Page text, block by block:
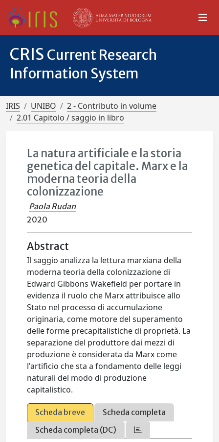
CRIS Current Research
Information System
IRIS UNIBO
2 - Contributo in volume
2.01 Capitolo / saggio in libro
La natura artificiale e la storia
genetica del capitale. Marx e la
moderna teoria della
colonizzazione
Paola Rudan
2020
Abstract
Il saggio analizza la lettura marxiana della
moderna teoria della colonizzazione di
Edward Gibbons Wakefield per portare in
evidenza il ruolo che Marx attribuisce allo
Stato nel processo di accumulazione
originaria, come motore del superamento
delle forme precapitalistiche di proprietà. La
separazione del produttore dai mezzi di
produzione è considerata da Marx come
l'artificio che sta a fondamento delle leggi
naturali del modo di produzione
capitalistico.
Scheda breve
Scheda completa
Scheda completa (DC)